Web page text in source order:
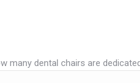
many dental chairs are